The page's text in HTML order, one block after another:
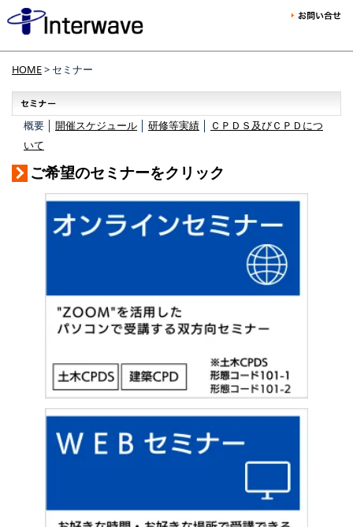
HOME> セミナー
概要 │ 開催スケジュール 研修等実績
ＣＰＤＳ及びＣＰＤにつ
いて
ご希望のセミナーをクリック